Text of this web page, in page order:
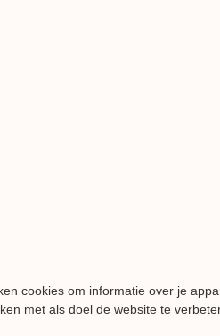
cookies om informatie over je
met als doel de website te